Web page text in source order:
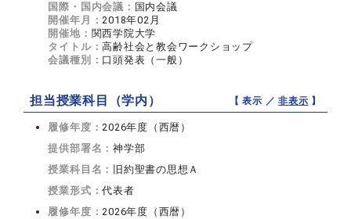
国際・国内会議： 国内会議
開催年月：2018年02月
開催地： 関西学院大学
タイトル：高齢社会と教会ワークショップ
会議種別： 口頭発表（一般）
担当授業科目（学内） 【 表示 ／非表示 】
履修年度：2026年度（西暦）
提供部署名：神学部
授業科目名：
旧約聖書の思想Ａ
授業形式：代表者
履修年度：2026年度（西暦）